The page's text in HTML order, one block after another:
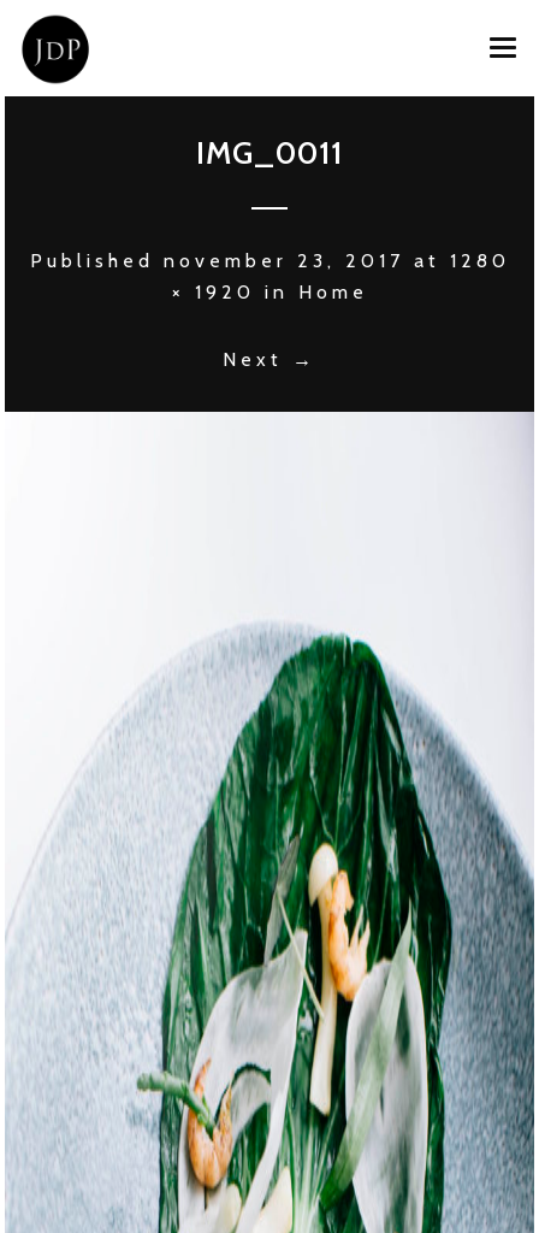
IMG_0011
Published november 23, 2017 at 1280
× 1920
in Home
Next →